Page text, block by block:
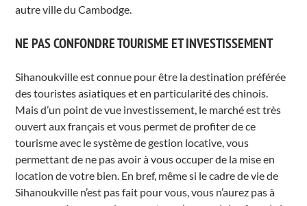
autre ville du Cambodge.
NE PAS CONFONDRE TOURISME ET INVESTISSEMENT
Sihanoukville est connue pour être la destination préférée
des touristes asiatiques et en particularité des chinois.
Mais d’un point de vue investissement, le marché est très
ouvert aux français et vous permet de profiter de ce
tourisme avec le système de gestion locative, vous
permettant de ne pas avoir à vous occuper de la mise en
location de votre bien. En bref, même si le cadre de vie de
Sihanoukville n’est pas fait pour vous, vous n’aurez pas à